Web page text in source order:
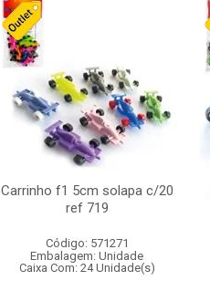
Carrinho f1 5cm solapa c/20
ref 719
Código: 571271
Embalagem: Unidade
Caixa Com: 24 Unidade(s)